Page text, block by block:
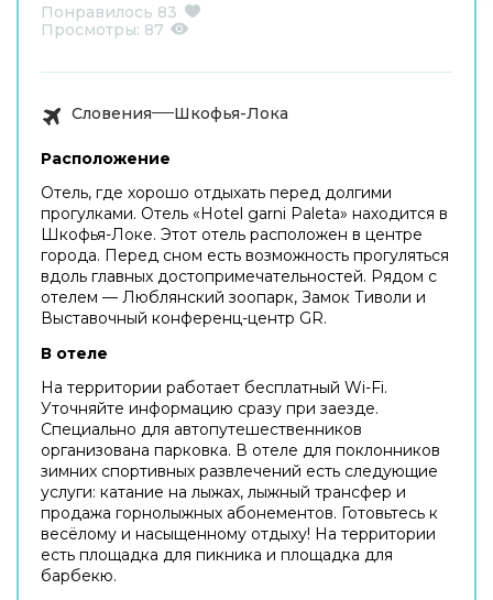
Понравилось 83
Просмотры: 87
Словения Шкофья-Лока
Расположение
Отель, где хорошо отдыхать перед долгими
прогулками. Отель «Hotel garni Paleta» находится в
Шкофья-Локе. Этот отель расположен в центре
города. Перед сном есть возможность прогуляться
вдоль главных достопримечательностей. Рядом с
отелем — Люблянский зоопарк, Замок Тиволи и
Выставочный конференц-центр GR.
В отеле
На территории работает бесплатный Wi-Fi.
Уточняйте информацию сразу при заезде.
Специально для автопутешественников
организована парковка. В отеле для поклонников
зимних спортивных развлечений есть следующие
услуги: катание на лыжах, лыжный трансфер и
продажа горнолыжных абонементов. Готовьтесь к
весёлому и насыщенному отдыху! На территории
есть площадка для пикника и площадка для
барбекю.